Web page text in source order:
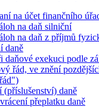
na účet finančního
na daň silniční
na daň z příjmů
daně
daňové exekuci podle
řád, ve znění
(příslušenství) daně
přeplatku daně